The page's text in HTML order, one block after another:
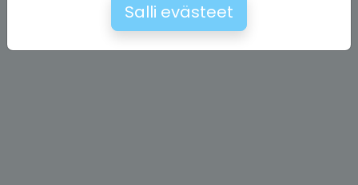
Salli evästeet